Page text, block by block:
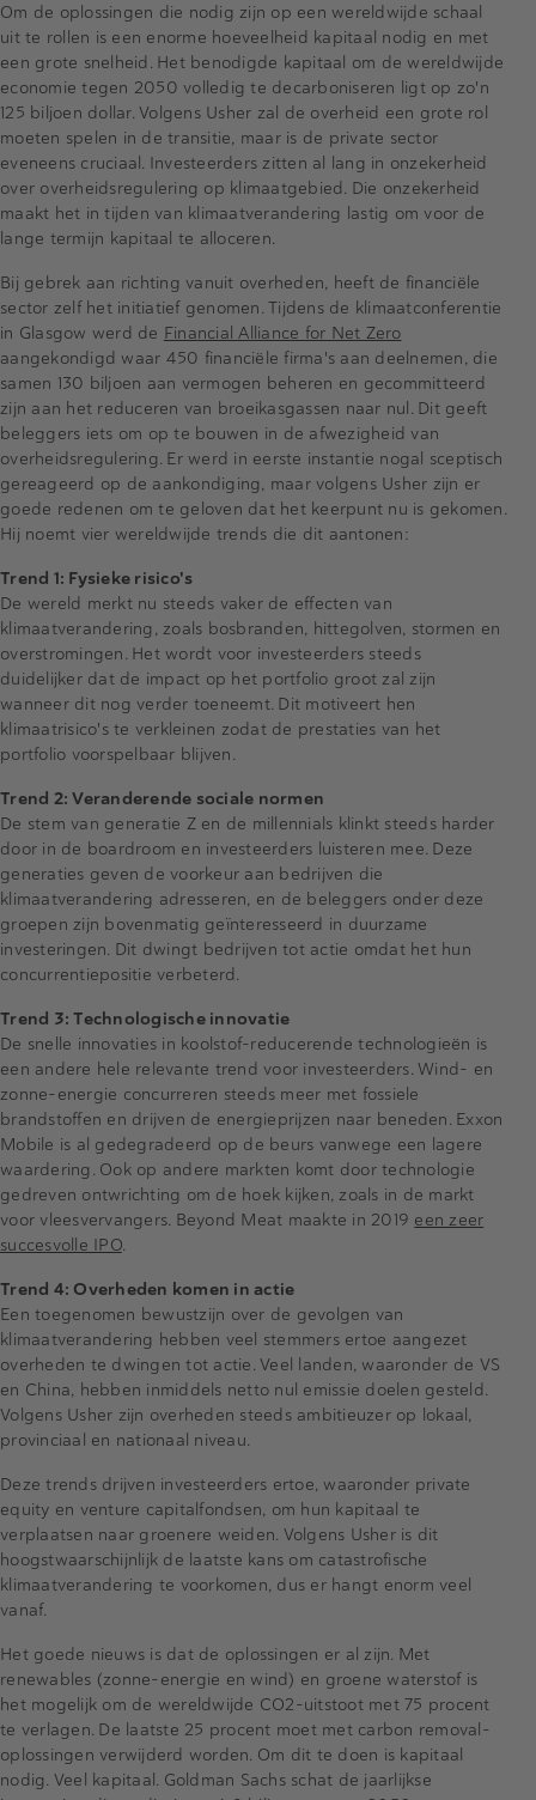
Om de oplossingen die nodig zijn op een wereldwijde schaal
uit te rollen is een enorme hoeveelheid kapitaal nodig en met
een grote snelheid. Het benodigde kapitaal om de wereldwijde
economie tegen 2050 volledig te decarboniseren ligt op zo'n
125 biljoen dollar. Volgens Usher zal de overheid een grote rol
moeten spelen in de transitie, maar is de private sector
eveneens cruciaal. Investeerders zitten al lang in onzekerheid
over overheidsregulering op klimaatgebied. Die onzekerheid
maakt het in tijden van klimaatverandering lastig om voor de
lange termijn kapitaal te alloceren.
Bij gebrek aan richting vanuit overheden, heeft de financiële
sector zelf het initiatief genomen. Tijdens de klimaatconferentie
in Glasgow werd de Financial Alliance for Net Zero
aangekondigd waar 450 financiële firma's aan deelnemen, die
samen 130 biljoen aan vermogen beheren en gecommitteerd
zijn aan het reduceren van broeikasgassen naar nul. Dit geeft
beleggers iets om op te bouwen in de afwezigheid van
overheidsregulering. Er werd in eerste instantie nogal sceptisch
gereageerd op de aankondiging, maar volgens Usher zijn er
goede redenen om te geloven dat het keerpunt nu is gekomen.
Hij noemt vier wereldwijde trends die dit aantonen:
Trend 1: Fysieke risico's
De wereld merkt nu steeds vaker de effecten van
klimaatverandering, zoals bosbranden, hittegolven, stormen en
overstromingen. Het wordt voor investeerders steeds
duidelijker dat de impact op het portfolio groot zal zijn
wanneer dit nog verder toeneemt. Dit motiveert hen
klimaatrisico's te verkleinen zodat de prestaties van het
portfolio voorspelbaar blijven.
Trend 2: Veranderende sociale normen
De stem van generatie Z en de millennials klinkt steeds harder
door in de boardroom en investeerders luisteren mee. Deze
generaties geven de voorkeur aan bedrijven die
klimaatverandering adresseren, en de beleggers onder deze
groepen zijn bovenmatig geïnteresseerd in duurzame
investeringen. Dit dwingt bedrijven tot actie omdat het hun
concurrentiepositie verbeterd.
Trend 3: Technologische innovatie
De snelle innovaties in koolstof-reducerende technologieën is
een andere hele relevante trend voor investeerders. Wind- en
zonne-energie concurreren steeds meer met fossiele
brandstoffen en drijven de energieprijzen naar beneden. Exxon
Mobile is al gedegradeerd op de beurs vanwege een lagere
waardering. Ook op andere markten komt door technologie
gedreven ontwrichting om de hoek kijken, zoals in de markt
voor vleesvervangers. Beyond Meat maakte in 2019 een zeer
succesvolle IPO.
Trend 4: Overheden komen in actie
Een toegenomen bewustzijn over de gevolgen van
klimaatverandering hebben veel stemmers ertoe aangezet
overheden te dwingen tot actie. Veel landen, waaronder de VS
en China, hebben inmiddels netto nul emissie doelen gesteld.
Volgens Usher zijn overheden steeds ambitieuzer op lokaal,
provinciaal en nationaal niveau.
Deze trends drijven investeerders ertoe, waaronder private
equity en venture capitalfondsen, om hun kapitaal te
verplaatsen naar groenere weiden. Volgens Usher is dit
hoogstwaarschijnlijk de laatste kans om catastrofische
klimaatverandering te voorkomen, dus er hangt enorm veel
vanaf.
Het goede nieuws is dat de oplossingen er al zijn. Met
renewables (zonne-energie en wind) en groene waterstof is
het mogelijk om de wereldwijde CO2-uitstoot met 75 procent
te verlagen. De laatste 25 procent moet met carbon removal-
oplossingen verwijderd worden. Om dit te doen is kapitaal
nodig. Veel kapitaal. Goldman Sachs schat de jaarlijkse